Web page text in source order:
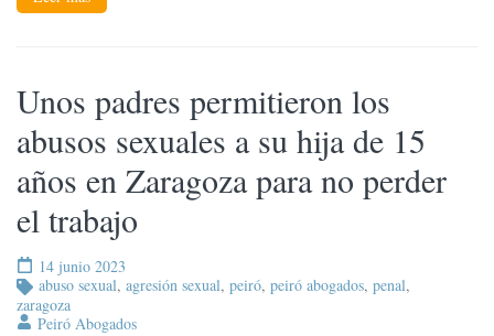
Unos padres permitieron los
abusos sexuales a su hija de 15
años en Zaragoza para no perder
el trabajo
14 junio 2023
abuso sexual, agresión sexual, peiró, peiró abogados, penal,
zaragoza
Peiró Abogados